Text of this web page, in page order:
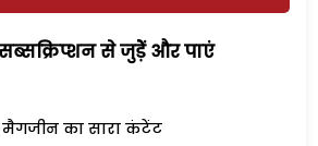
से जुड़ेें और पाएं
मैगजीन का सारा कंटेंट